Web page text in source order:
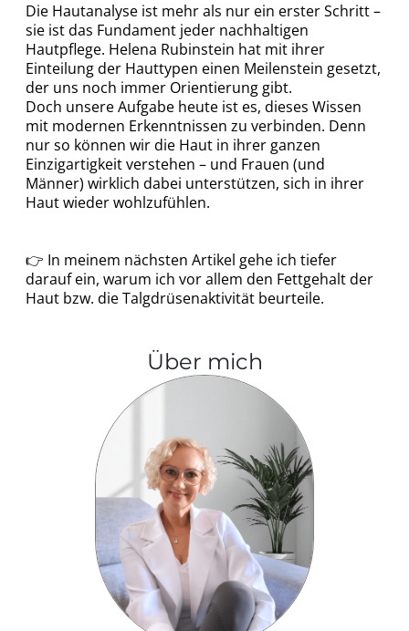
Die Hautanalyse ist mehr als nur ein erster Schritt –
sie ist das Fundament jeder nachhaltigen
Hautpflege. Helena Rubinstein hat mit ihrer
Einteilung der Hauttypen einen Meilenstein gesetzt,
der uns noch immer Orientierung gibt.
Doch unsere Aufgabe heute ist es, dieses Wissen
mit modernen Erkenntnissen zu verbinden. Denn
nur so können wir die Haut in ihrer ganzen
Einzigartigkeit verstehen – und Frauen (und
Männer) wirklich dabei unterstützen, sich in ihrer
Haut wieder wohlzufühlen.
👉 In meinem nächsten Artikel gehe ich tiefer
darauf ein, warum ich vor allem den Fettgehalt der
Haut bzw. die Talgdrüsenaktivität beurteile.
Über mich